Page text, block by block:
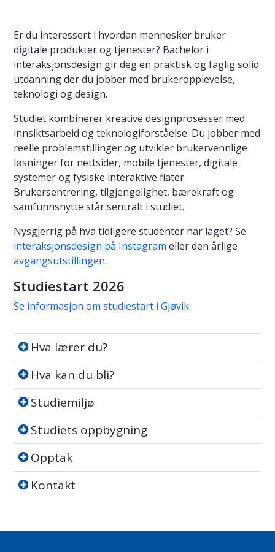
Er du interessert i hvordan mennesker bruker
digitale produkter og tjenester? Bachelor i
interaksjonsdesign gir deg en praktisk og faglig solid
utdanning der du jobber med brukeropplevelse,
teknologi og design.
Studiet kombinerer kreative designprosesser med
innsiktsarbeid og teknologiforståelse. Du jobber med
reelle problemstillinger og utvikler brukervennlige
løsninger for nettsider, mobile tjenester, digitale
systemer og fysiske interaktive flater.
Brukersentrering, tilgjengelighet, bærekraft og
samfunnsnytte står sentralt i studiet.
Nysgjerrig på hva tidligere studenter har laget? Se
interaksjonsdesign på Instagram eller den årlige
avgangsutstillingen.
Studiestart 2026
Se informasjon om studiestart i Gjøvik
Hva lærer du?
Hva lærer du?
Hva kan du bli?
Hva kan du bli?
Studiemiljø
Studiemiljø
Studiets oppbygning
Studiets oppbygning
Opptak
Opptak
Kontakt
Kontakt